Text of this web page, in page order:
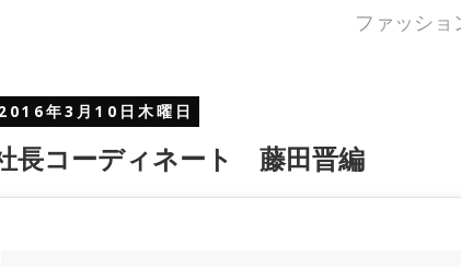
ファッショ
2016年3月10日木曜日
長コーディネート 藤田晋編